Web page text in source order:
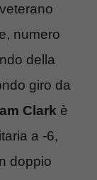
numero
della
giro da
Clark è
a -6,
doppio